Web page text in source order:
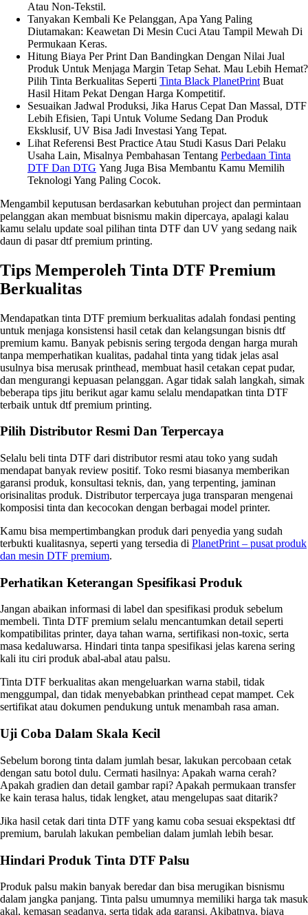
Atau Non-Tekstil.
Tanyakan Kembali Ke Pelanggan, Apa Yang Paling
Diutamakan: Keawetan Di Mesin Cuci Atau Tampil Mewah Di
Permukaan Keras.
Hitung Biaya Per Print Dan Bandingkan Dengan Nilai Jual
Produk Untuk Menjaga Margin Tetap Sehat. Mau Lebih Hemat?
Pilih Tinta Berkualitas Seperti Tinta Black PlanetPrint Buat
Hasil Hitam Pekat Dengan Harga Kompetitif.
Sesuaikan Jadwal Produksi, Jika Harus Cepat Dan Massal, DTF
Lebih Efisien, Tapi Untuk Volume Sedang Dan Produk
Eksklusif, UV Bisa Jadi Investasi Yang Tepat.
Lihat Referensi Best Practice Atau Studi Kasus Dari Pelaku
Usaha Lain, Misalnya Pembahasan Tentang Perbedaan Tinta
DTF Dan DTG Yang Juga Bisa Membantu Kamu Memilih
Teknologi Yang Paling Cocok.
Mengambil keputusan berdasarkan kebutuhan project dan permintaan
pelanggan akan membuat bisnismu makin dipercaya, apalagi kalau
kamu selalu update soal pilihan tinta DTF dan UV yang sedang naik
daun di pasar dtf premium printing.
Tips Memperoleh Tinta DTF Premium
Berkualitas
Mendapatkan tinta DTF premium berkualitas adalah fondasi penting
untuk menjaga konsistensi hasil cetak dan kelangsungan bisnis dtf
premium kamu. Banyak pebisnis sering tergoda dengan harga murah
tanpa memperhatikan kualitas, padahal tinta yang tidak jelas asal
usulnya bisa merusak printhead, membuat hasil cetakan cepat pudar,
dan mengurangi kepuasan pelanggan. Agar tidak salah langkah, simak
beberapa tips jitu berikut agar kamu selalu mendapatkan tinta DTF
terbaik untuk dtf premium printing.
Pilih Distributor Resmi Dan Terpercaya
Selalu beli tinta DTF dari distributor resmi atau toko yang sudah
mendapat banyak review positif. Toko resmi biasanya memberikan
garansi produk, konsultasi teknis, dan, yang terpenting, jaminan
orisinalitas produk. Distributor terpercaya juga transparan mengenai
komposisi tinta dan kecocokan dengan berbagai model printer.
Kamu bisa mempertimbangkan produk dari penyedia yang sudah
terbukti kualitasnya, seperti yang tersedia di PlanetPrint – pusat produk
dan mesin DTF premium.
Perhatikan Keterangan Spesifikasi Produk
Jangan abaikan informasi di label dan spesifikasi produk sebelum
membeli. Tinta DTF premium selalu mencantumkan detail seperti
kompatibilitas printer, daya tahan warna, sertifikasi non-toxic, serta
masa kedaluwarsa. Hindari tinta tanpa spesifikasi jelas karena sering
kali itu ciri produk abal-abal atau palsu.
Tinta DTF berkualitas akan mengeluarkan warna stabil, tidak
menggumpal, dan tidak menyebabkan printhead cepat mampet. Cek
sertifikat atau dokumen pendukung untuk menambah rasa aman.
Uji Coba Dalam Skala Kecil
Sebelum borong tinta dalam jumlah besar, lakukan percobaan cetak
dengan satu botol dulu. Cermati hasilnya: Apakah warna cerah?
Apakah gradien dan detail gambar rapi? Apakah permukaan transfer
ke kain terasa halus, tidak lengket, atau mengelupas saat ditarik?
Jika hasil cetak dari tinta DTF yang kamu coba sesuai ekspektasi dtf
premium, barulah lakukan pembelian dalam jumlah lebih besar.
Hindari Produk Tinta DTF Palsu
Produk palsu makin banyak beredar dan bisa merugikan bisnismu
dalam jangka panjang. Tinta palsu umumnya memiliki harga tak masuk
akal, kemasan seadanya, serta tidak ada garansi. Akibatnya, biaya